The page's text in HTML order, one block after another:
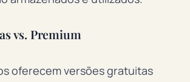
vs. Premium
oferecem versões gratuitas